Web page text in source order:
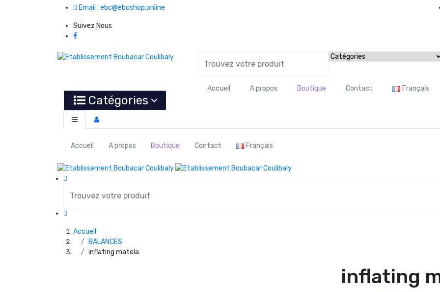
Email : ebc@ebcshop.online
Suivez Nous
Catégories
Accueil A propos Boutique Contact Français
Accueil A propos Boutique Contact Français
Accueil
BALANCES
inflating matela
inflating